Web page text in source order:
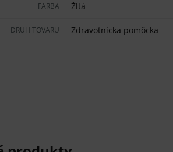
FARBA Žltá
DRUH TOVARU Zdravotnícka pomôcka